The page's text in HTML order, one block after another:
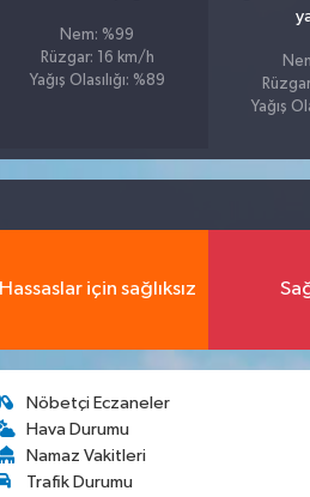
Nem: %99
Rüzgar: 16 km/h
Yağış Olasılığı: %89
Yağış
Hassaslar için sağlıksız
Nöbetçi Eczaneler
Hava Durumu
Namaz Vakitleri
Trafik Durumu